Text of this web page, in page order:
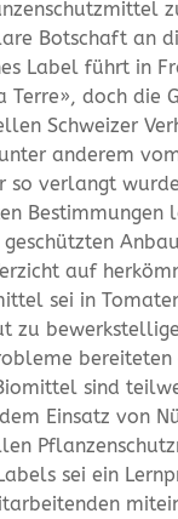
Botschaft an
Label führt in
Terre», doch die
Schweizer
anderem
so verlangt
Bestimmungen
geschützten
auf
sei in
zu
bereiteten
sind
Einsatz von
sei ein